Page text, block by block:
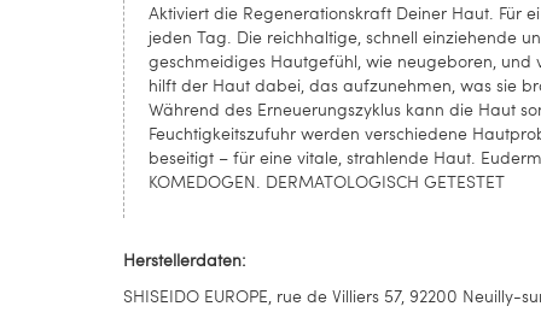
Aktiviert die Regenerationskraft Deiner Haut. Für
jeden Tag. Die reichhaltige, schnell einziehende
geschmeidiges Hautgefühl, wie neugeboren, und
hilft der Haut dabei, das aufzunehmen, was sie
Während des Erneuerungszyklus kann die Haut
Feuchtigkeitszufuhr werden verschiedene
beseitigt – für eine vitale, strahlende Haut.
KOMEDOGEN. DERMATOLOGISCH GETESTET
Herstellerdaten:
SHISEIDO EUROPE, rue de Villiers 57, 92200 Neuilly-